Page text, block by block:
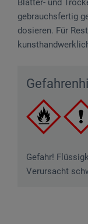
gebrauchsfertig
dosieren. Für
Gefahr!
Verursacht